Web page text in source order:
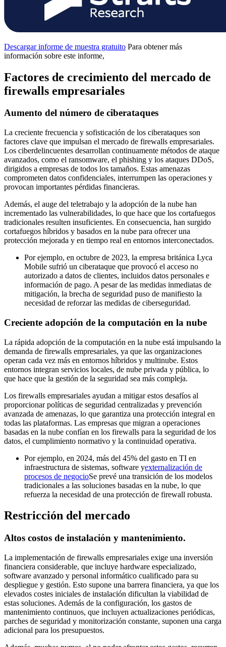
Descargar informe de muestra gratuito Para obtener más
información sobre este informe,
Factores de crecimiento del mercado de
firewalls empresariales
Aumento del número de ciberataques
La creciente frecuencia y sofisticación de los ciberataques son
factores clave que impulsan el mercado de firewalls empresariales.
Los ciberdelincuentes desarrollan continuamente métodos de ataque
avanzados, como el ransomware, el phishing y los ataques DDoS,
dirigidos a empresas de todos los tamaños. Estas amenazas
comprometen datos confidenciales, interrumpen las operaciones y
provocan importantes pérdidas financieras.
Además, el auge del teletrabajo y la adopción de la nube han
incrementado las vulnerabilidades, lo que hace que los cortafuegos
tradicionales resulten insuficientes. En consecuencia, han surgido
cortafuegos híbridos y basados ​​en la nube para ofrecer una
protección mejorada y en tiempo real en entornos interconectados.
Por ejemplo, en octubre de 2023, la empresa británica Lyca
Mobile sufrió un ciberataque que provocó el acceso no
autorizado a datos de clientes, incluidos datos personales e
información de pago. A pesar de las medidas inmediatas de
mitigación, la brecha de seguridad puso de manifiesto la
necesidad de reforzar las medidas de ciberseguridad.
Creciente adopción de la computación en la nube
La rápida adopción de la computación en la nube está impulsando la
demanda de firewalls empresariales, ya que las organizaciones
operan cada vez más en entornos híbridos y multinube. Estos
entornos integran servicios locales, de nube privada y pública, lo
que hace que la gestión de la seguridad sea más compleja.
Los firewalls empresariales ayudan a mitigar estos desafíos al
proporcionar políticas de seguridad centralizadas y prevención
avanzada de amenazas, lo que garantiza una protección integral en
todas las plataformas. Las empresas que migran a operaciones
basadas en la nube confían en los firewalls para la seguridad de los
datos, el cumplimiento normativo y la continuidad operativa.
Por ejemplo, en 2024, más del 45% del gasto en TI en
infraestructura de sistemas, software yexternalización de
procesos de negocioSe prevé una transición de los modelos
tradicionales a las soluciones basadas en la nube, lo que
refuerza la necesidad de una protección de firewall robusta.
Restricción del mercado
Altos costos de instalación y mantenimiento.
La implementación de firewalls empresariales exige una inversión
financiera considerable, que incluye hardware especializado,
software avanzado y personal informático cualificado para su
despliegue y gestión. Esto supone una barrera financiera, ya que los
elevados costes iniciales de instalación dificultan la viabilidad de
estas soluciones. Además de la configuración, los gastos de
mantenimiento continuos, que incluyen actualizaciones periódicas,
parches de seguridad y monitorización constante, suponen una carga
adicional para los presupuestos.